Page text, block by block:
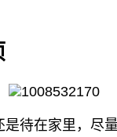
在家里，尽量